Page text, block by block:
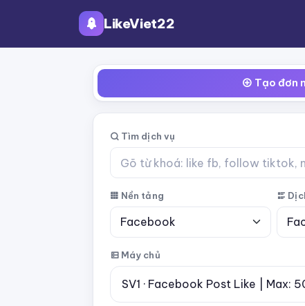
LikeViet22
Tạo đơn
Tìm dịch vụ
Nền tảng
Máy chủ